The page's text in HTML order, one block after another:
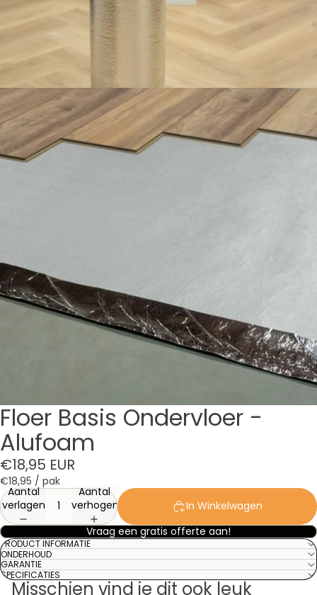
Floer Basis Ondervloer -
Alufoam
€18,95 EUR
€18,95 / pak
Aantal
verlagen
Aantal
verhogen
In Winkelwagen
Vraag een gratis offerte aan!
PRODUCT INFORMATIE
ONDERHOUD
GARANTIE
SPECIFICATIES
Misschien vind je dit ook leuk